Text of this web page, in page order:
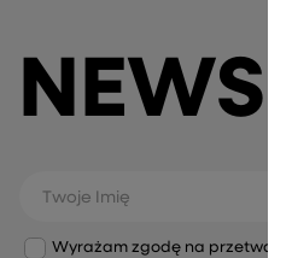
Twoje Imię
Wyrażam zgodę na